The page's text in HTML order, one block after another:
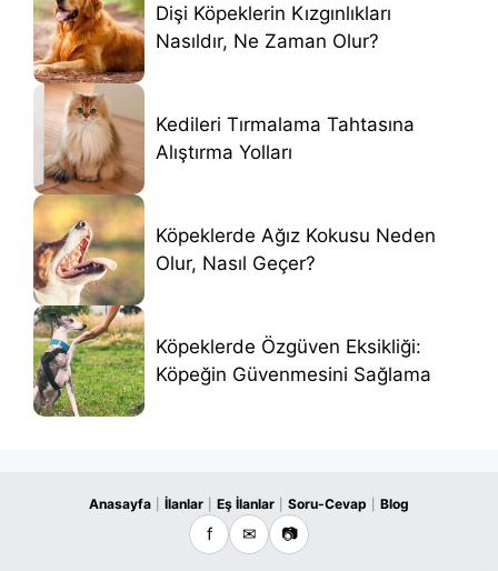
Dişi Köpeklerin Kızgınlıkları
Nasıldır, Ne Zaman Olur?
Kedileri Tırmalama Tahtasına
Alıştırma Yolları
Köpeklerde Ağız Kokusu Neden
Olur, Nasıl Geçer?
Köpeklerde Özgüven Eksikliği:
Köpeğin Güvenmesini Sağlama
Anasayfa İlanlar Eş İlanlar Soru-Cevap Blog
f ✉ 📷